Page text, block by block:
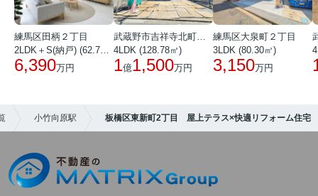
練馬区田柄２丁目
2LDK＋S(納戸) (62.72㎡)
6,390万円
武蔵野市吉祥寺北町１丁目
4LDK (128.78㎡)
1億1,500万円
練馬区大泉町２丁目
3LDK (80.30㎡)
3,150万円
小竹向原駅 板橋区東新町2丁目 屋上テラス×快適リフォーム住宅